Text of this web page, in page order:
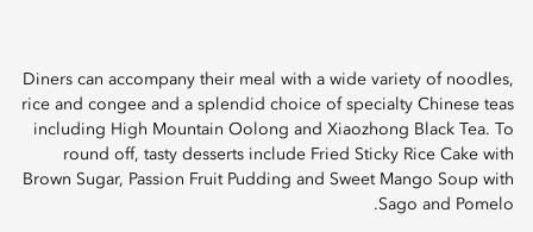
Diners can accompany their meal with a wide variety of noodles,
rice and congee and a splendid choice of specialty Chinese teas
including High Mountain Oolong and Xiaozhong Black Tea. To
round off, tasty desserts include Fried Sticky Rice Cake with
Brown Sugar, Passion Fruit Pudding and Sweet Mango Soup with
Sago and Pomelo.